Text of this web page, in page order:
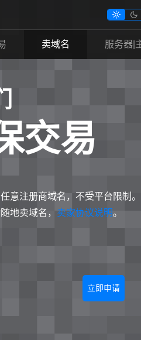
卖域名 服务器|
 
交易
意注册商域名，不受平台限制。
地卖域名， 卖家协议说明。
立即申请